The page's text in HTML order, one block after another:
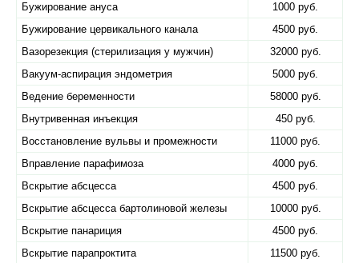
Бужирование ануса
1000 руб.
Бужирование цервикального канала
4500 руб.
Вазорезекция (стерилизация у мужчин)
32000 руб.
Вакуум-аспирация эндометрия
5000 руб.
Ведение беременности
58000 руб.
Внутривенная инъекция
450 руб.
Восстановление вульвы и промежности
11000 руб.
Вправление парафимоза
4000 руб.
Вскрытие абсцесса
4500 руб.
Вскрытие абсцесса бартолиновой железы
10000 руб.
Вскрытие панариция
4500 руб.
Вскрытие парапроктита
11500 руб.